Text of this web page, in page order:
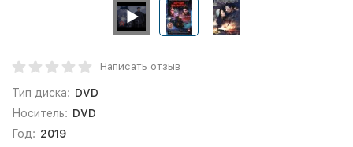
Написать отзыв
Тип диска: DVD
Носитель: DVD
Год: 2019